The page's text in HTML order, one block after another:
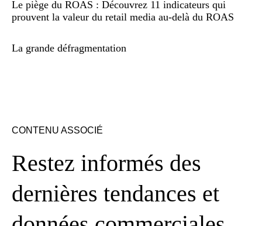
Le piège du ROAS : Découvrez 11 indicateurs qui
prouvent la valeur du retail media au-delà du ROAS
La grande défragmentation
CONTENU ASSOCIÉ
Restez informés des
dernières tendances et